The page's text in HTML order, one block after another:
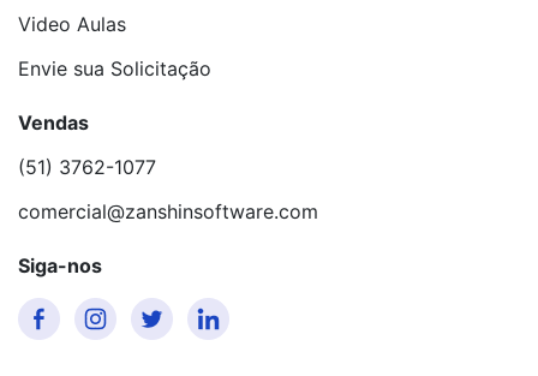
Video Aulas
Envie sua Solicitação
Vendas
(51) 3762-1077
comercial@zanshinsoftware.com
Siga-nos